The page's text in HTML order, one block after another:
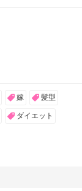
嫁 髪型
ダイエット